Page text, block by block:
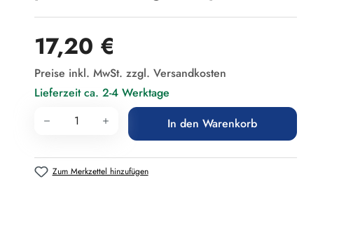
Regulärer Preis:
17,20 €
Preise inkl. MwSt. zzgl. Versandkosten
Lieferzeit ca. 2-4 Werktage
Produkt Anzahl: Gib den gewünschten
In den Warenkorb
Zum Merkzettel hinzufügen